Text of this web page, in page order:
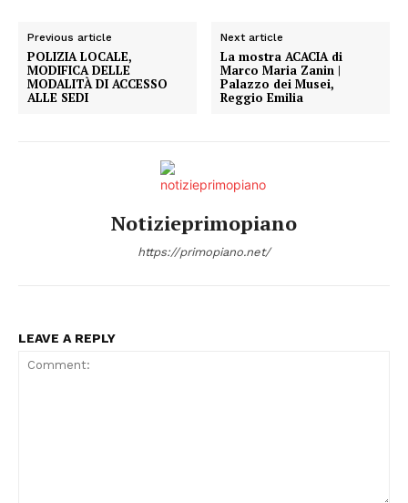
Previous article
POLIZIA LOCALE,
MODIFICA DELLE
MODALITÀ DI ACCESSO
ALLE SEDI
Next article
La mostra ACACIA di
Marco Maria Zanin |
Palazzo dei Musei,
Reggio Emilia
Notizieprimopiano
https://primopiano.net/
LEAVE A REPLY